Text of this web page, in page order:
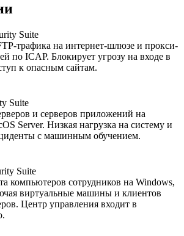
Suite
трафика на интернет-шлюзе и прокси-
по ICAP. Блокирует угрозу на входе в
к опасным сайтам.
Suite
и серверов приложений на
Server. Низкая нагрузка на систему и
с машинным обучением.
Suite
компьютеров сотрудников на Windows,
виртуальные машины и клиентов
Центр управления входит в